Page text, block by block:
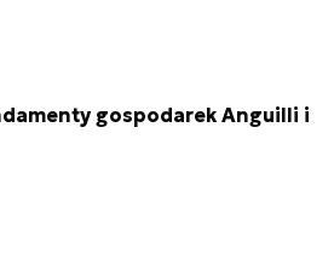
gospodarek Anguilli i